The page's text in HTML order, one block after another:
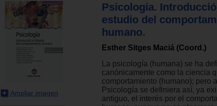
Ampliar imagen
Psicología.
estudio del
humano.
Esther Sitges Maciá (Coord.)
La psicología (humana) se ha
canónicamente como la ciencia
comportamiento (humano); pero
Psicología se definiera así, ya
antiguo, el interés por el